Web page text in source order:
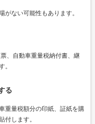
ない可能性もあります。
、自動車重量税納付書、継
る
重量税額分の印紙、証紙を購
します。